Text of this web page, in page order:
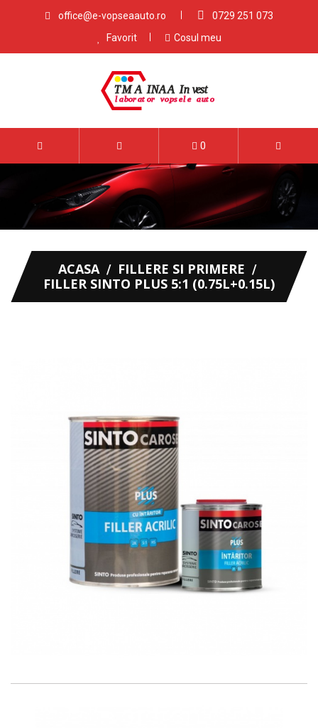
office@e-vopseaauto.ro
0729 251 073
Favorit
Cosul meu
0
ACASA
FILLERE SI PRIMERE
FILLER SINTO PLUS 5:1 (0.75L+0.15L)